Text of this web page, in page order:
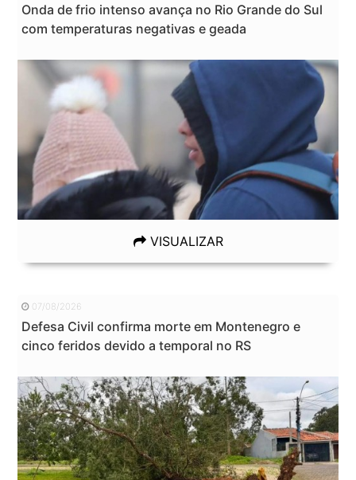
Onda de frio intenso avança no Rio Grande do Sul
com temperaturas negativas e geada
VISUALIZAR
07/08/2026
Defesa Civil confirma morte em Montenegro e
cinco feridos devido a temporal no RS